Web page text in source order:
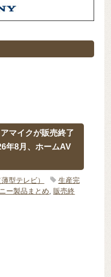
マイクが販売終了
年8月、ホームAV
型テレビ）
生産完
ー製品まとめ
販売終